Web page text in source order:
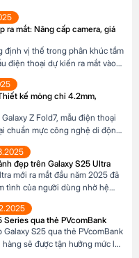
ra mắt: Nâng cấp camera, giá
định vị thế trong phân khúc tầm
điện thoại dự kiến ra mắt vào
trên website các hệ thống
nâng cấp đáng chú ý về
kế, Galaxy A17 […]
kế mỏng chỉ 4.2mm,
Z Fold7, mẫu điện thoại
chuẩn mực công nghệ di động.
có trên dòng Z Fold, sản phẩm
bị công nghệ […]
đẹp trên Galaxy S25 Ultra
mới ra mắt đầu năm 2025 đã
tình của người dùng nhờ hệ
ấn tượng và các tính năng
khoảnh khắc đẹp trong
Series qua thẻ PVcomBank
S25 qua thẻ PVcomBank
sẽ được tận hưởng mức lãi